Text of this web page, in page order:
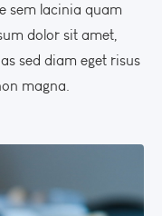
sem lacinia quam
dolor sit amet,
sed diam eget risus
magna.